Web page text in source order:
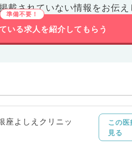
載されていない情報をお伝え
いる求人を紹介してもらう
座よしえクリニッ
この
見る